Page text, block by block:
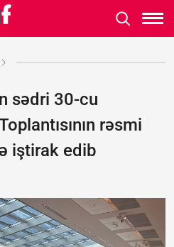
sədri 30-cu
rəsmi
iştirak edib